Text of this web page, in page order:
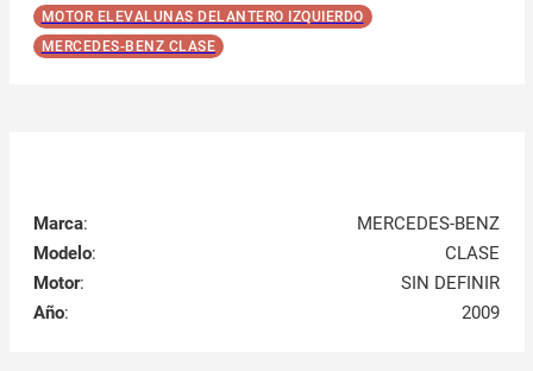
MOTOR ELEVALUNAS DELANTERO IZQUIERDO
MERCEDES-BENZ CLASE
Marca:
MERCEDES-BENZ
Modelo:
CLASE
Motor:
SIN DEFINIR
Año: 2009